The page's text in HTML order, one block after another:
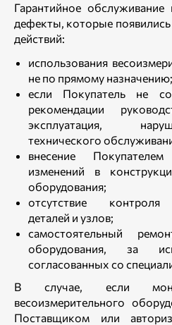
Гарантийное обслуживание
дефекты, которые
действий:
использования
не по прямому назначению;
если Покупатель не
рекомендации
эксплуатация,
технического
внесение Покупателем
изменений в
оборудования;
отсутствие контроля
деталей и узлов;
самостоятельный
оборудования, за
согласованных со
В случае, если
весоизмерительного
Поставщиком или